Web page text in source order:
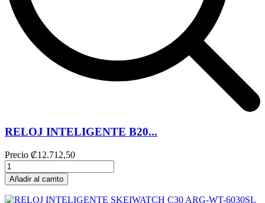
RELOJ INTELIGENTE B20...
Precio ₡12.712,50
Añadir al carrito